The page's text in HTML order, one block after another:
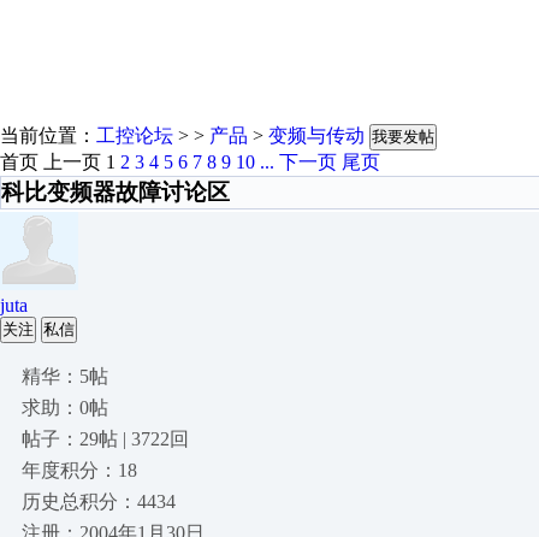
当前位置： 工控论坛 > > 产品 > 变频与传动 我要发帖
首页 上一页 1 2 3 4 5 6 7 8 9 10 ... 下一页 尾页
科比变频器故障讨论区
juta
关注 私信
精华：5帖
求助：0帖
帖子：29帖 | 3722回
年度积分：18
历史总积分：4434
注册：2004年1月30日